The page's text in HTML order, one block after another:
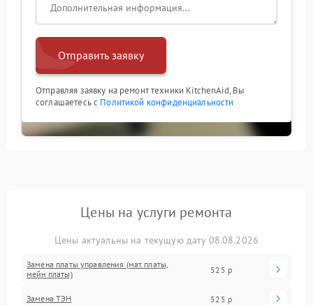
Отправить заявку
Отправляя заявку на ремонт техники KitchenAid, Вы
соглашаетесь с Политикой конфиденциальности
Цены на услуги ремонта
Цены актуальны на текущую дату 08.08.2026
Замена платы управления (мат.платы,
мейн платы)
525 р
Замена ТЭН 525 р